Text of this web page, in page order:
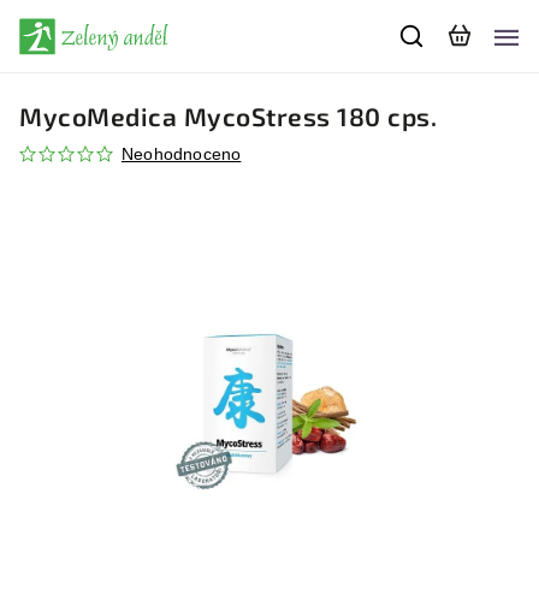
MycoMedica MycoStress 180 cps.
Neohodnoceno